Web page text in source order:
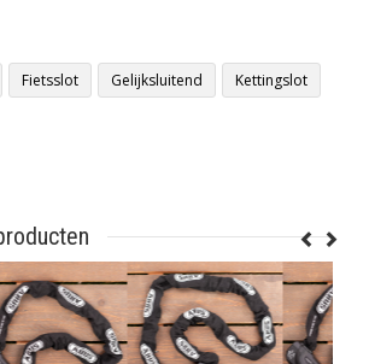
Fietsslot Gelijksluitend
Kettingslot